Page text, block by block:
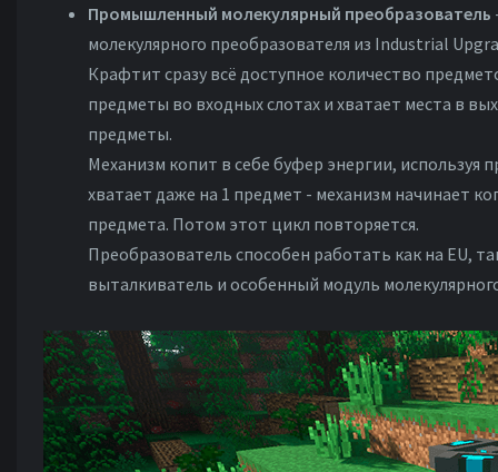
Промышленный молекулярный преобразователь
молекулярного преобразователя из Industrial
Крафтит сразу всё доступное количество
предметы во входных слотах и хватает места в
предметы.
Механизм копит в себе буфер энергии, используя
хватает даже на 1 предмет - механизм начинает
предмета. Потом этот цикл повторяется.
Преобразователь способен работать как на EU,
выталкиватель и особенный модуль